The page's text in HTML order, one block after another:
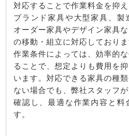
対応することで作業料金を抑
ブランド家具や大型家具、製
オーダー家具やデザイン家具
の移動・組立に対応しておりま
作業条件によっては、効率的
ることで、想定よりも費用を
います。対応できる家具の種
ない場合でも、弊社スタッフ
確認し、最適な作業内容と料
す。